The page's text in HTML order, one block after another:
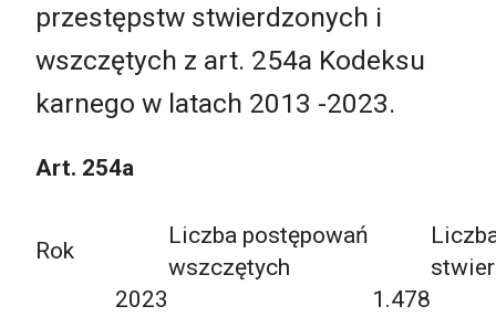
przestępstw stwierdzonych i
wszczętych z art. 254a Kodeksu
karnego w latach 2013 -2023.
Art. 254a
Rok
Liczba postępowań
wszczętych
2023
1.478